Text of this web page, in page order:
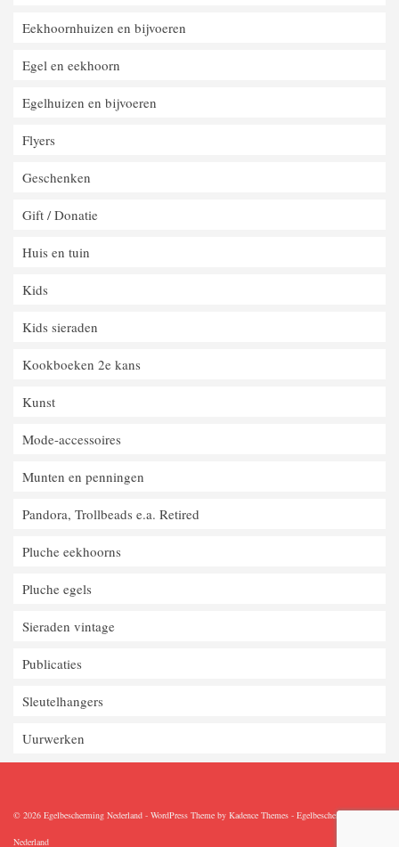
Eekhoornhuizen en bijvoeren
Egel en eekhoorn
Egelhuizen en bijvoeren
Flyers
Geschenken
Gift / Donatie
Huis en tuin
Kids
Kids sieraden
Kookboeken 2e kans
Kunst
Mode-accessoires
Munten en penningen
Pandora, Trollbeads e.a. Retired
Pluche eekhoorns
Pluche egels
Sieraden vintage
Publicaties
Sleutelhangers
Uurwerken
© 2026 Egelbescherming Nederland - WordPress Theme by Kadence Themes - Egelbescherming
Nederland